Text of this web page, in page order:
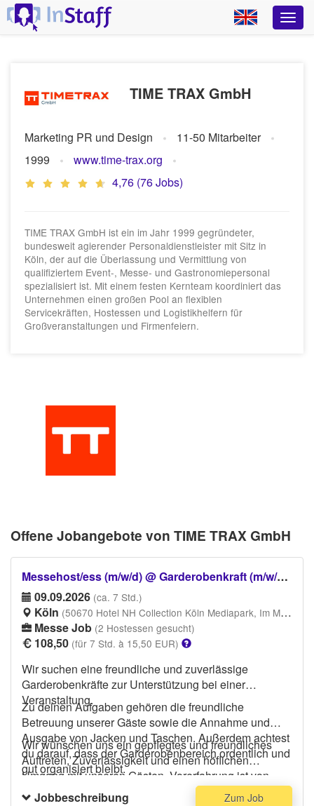
TIME TRAX GmbH
Marketing PR und Design
11-50 Mitarbeiter
1999
www.time-trax.org
4,76 (76 Jobs)
TIME TRAX GmbH ist ein im Jahr 1999 gegründeter,
bundesweit agierender Personaldienstleister mit Sitz in
Köln, der auf die Überlassung und Vermittlung von
qualifiziertem Event-, Messe- und Gastronomiepersonal
spezialisiert ist. Mit einem festen Kernteam koordiniert das
Unternehmen einen großen Pool an flexiblen
Servicekräften, Hostessen und Logistikhelfern für
Großveranstaltungen und Firmenfeiern.
Offene Jobangebote von TIME TRAX GmbH
Messehost/ess (m/w/d) @ Garderobenkraft (m/w/d) für Telekom Veranstaltung im NH Collection
09.09.2026 (ca. 7 Std.)
Köln (50670 Hotel NH Collection Köln Mediapark, Im Mediapark, Köln)
Messe Job (2 Hostessen gesucht)
108,50 (für 7 Std. à 15,50 EUR)
Wir suchen eine freundliche und zuverlässige
Garderobenkräfte zur Unterstützung bei einer
Veranstaltung.
Zu deinen Aufgaben gehören die freundliche
Betreuung unserer Gäste sowie die Annahme und
Ausgabe von Jacken und Taschen. Außerdem achtest
du darauf, dass der Garderobenbereich ordentlich und
gut organisiert bleibt.
Wir wünschen uns ein gepflegtes und freundliches
Auftreten, Zuverlässigkeit und einen höflichen
Umgang mit unseren Gästen. Vorerfahrung ist von
Vorteil, aber nicht zwingend erforderlich.
Jobbeschreibung Zum Job